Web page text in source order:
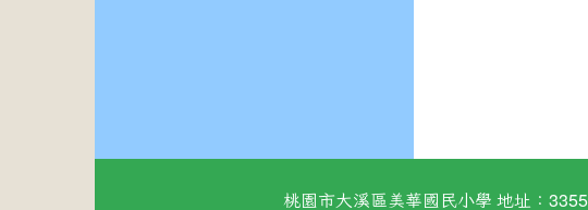
桃園市大溪區美華國民小學 地址：